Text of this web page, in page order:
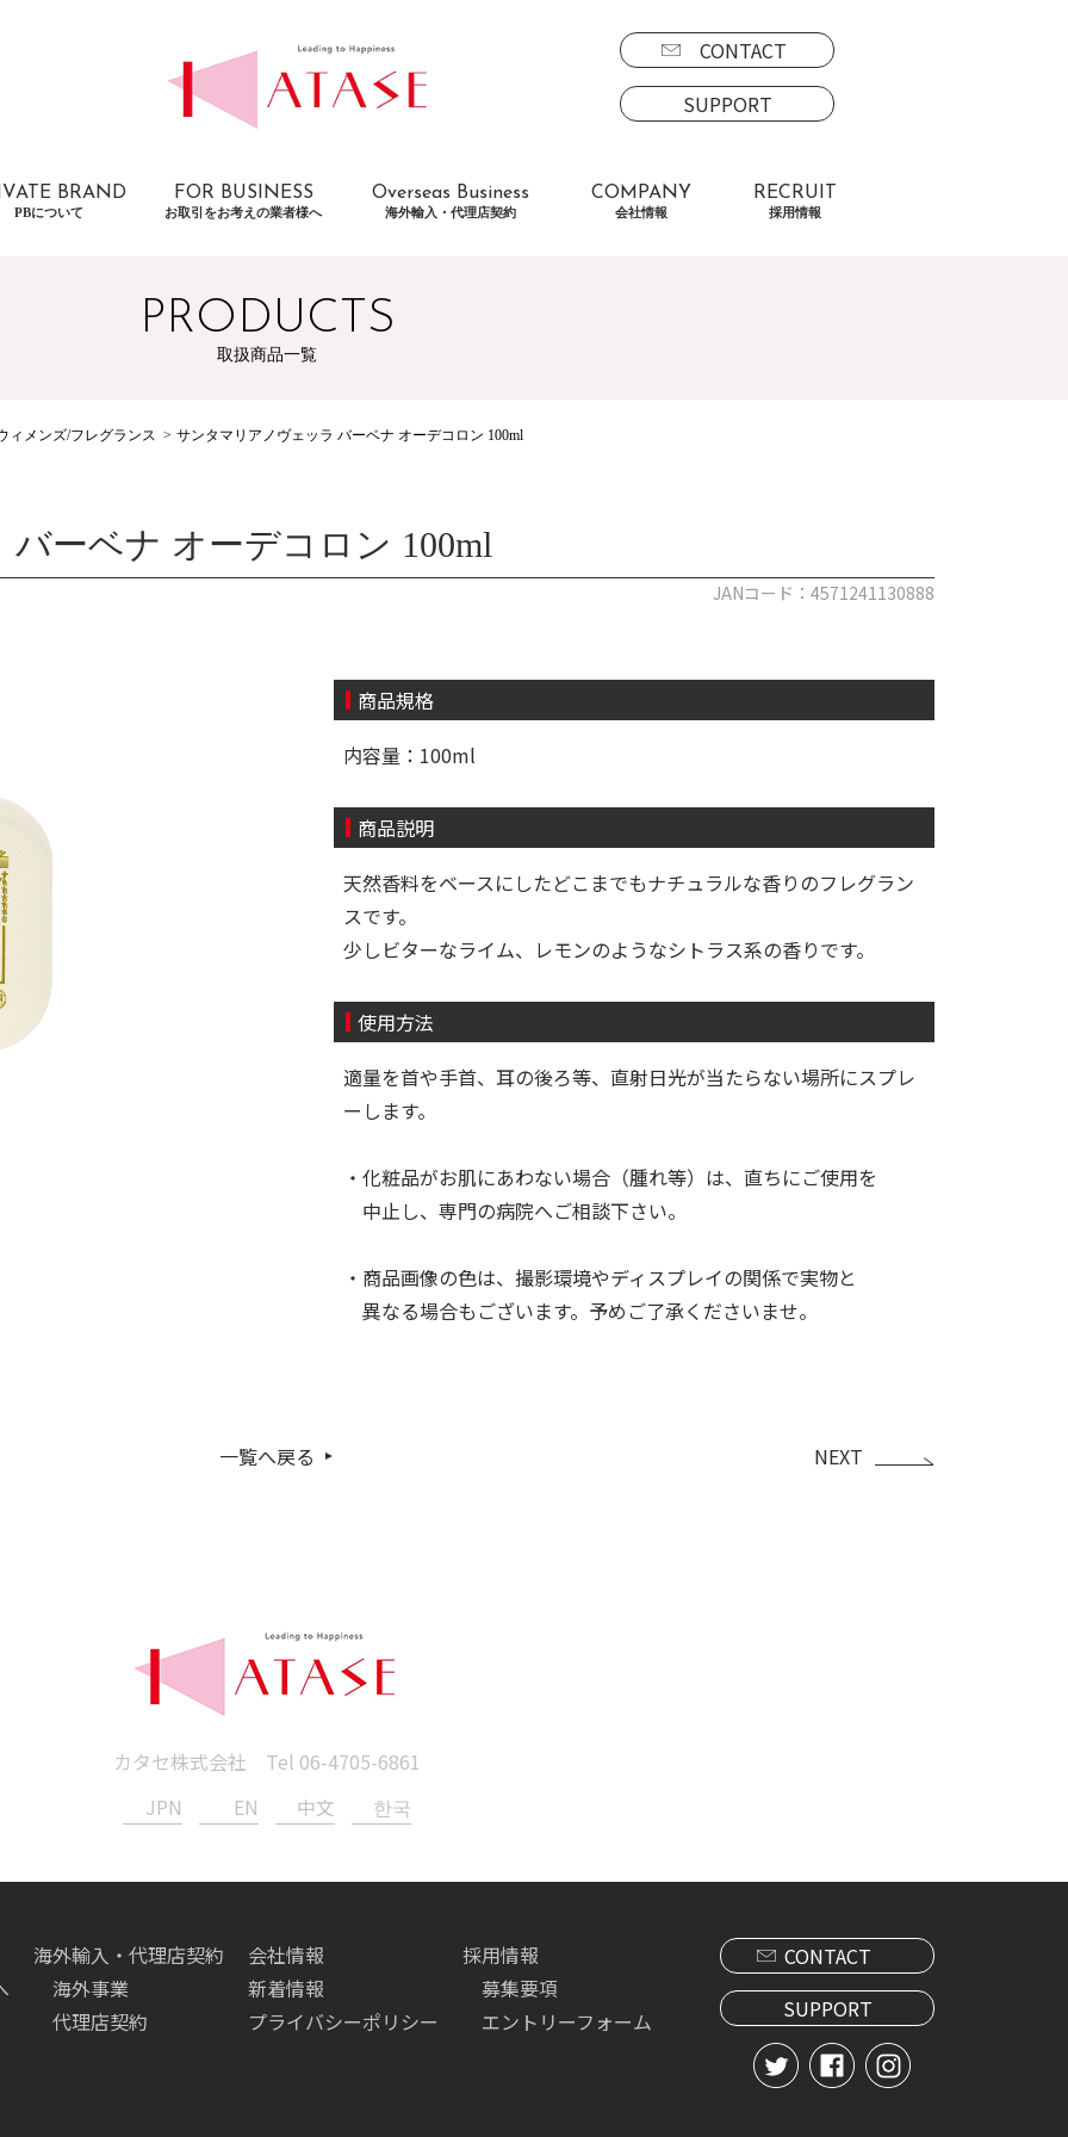
CONTACT
SUPPORT
BRAND
PBについて
FOR BUSINESS
お取引をお考えの業者様へ
Overseas Business
海外輸入・代理店契約
COMPANY
会社情報
RECRUIT
採用情報
PRODUCTS
取扱商品一覧
ィメンズ/フレグランス サンタマリアノヴェッラ バーベナ オーデコロン 100ml
ーベナ オーデコロン 100ml
JANコード：4571241130888
商品規格
内容量：100ml
商品説明
天然香料をベースにしたどこまでもナチュラルな香りのフレグラン
スです。
少しビターなライム、レモンのようなシトラス系の香りです。
使用方法
適量を首や手首、耳の後ろ等、直射日光が当たらない場所にスプレ
ーします。
・化粧品がお肌にあわない場合（腫れ等）は、直ちにご使用を
中止し、専門の病院へご相談下さい。
・商品画像の色は、撮影環境やディスプレイの関係で実物と
異なる場合もございます。予めご了承くださいませ。
一覧へ戻る NEXT
カタセ株式会社 Tel 06-4705-6861
JPN
EN 中文 한국
海外輸入・代理店契約
海外事業
代理店契約
会社情報
新着情報
プライバシーポリシー
採用情報
募集要項
エントリーフォーム
CONTACT
SUPPORT